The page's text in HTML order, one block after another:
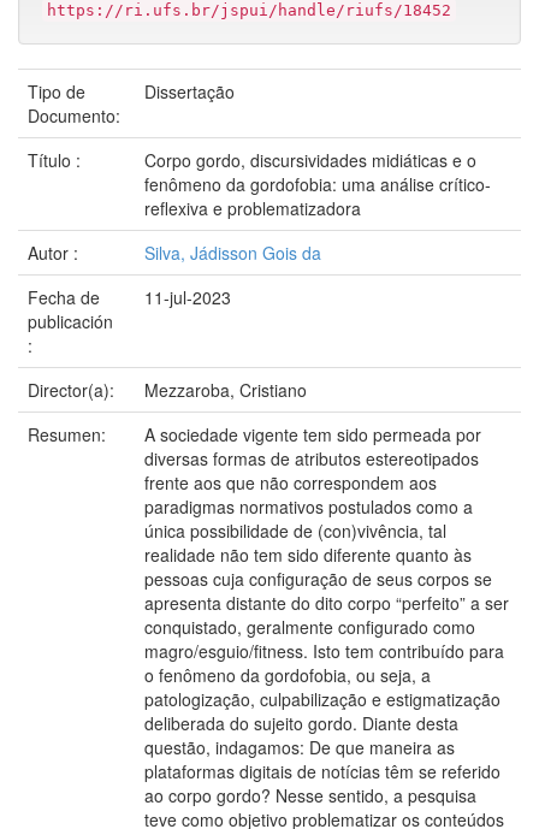
https://ri.ufs.br/jspui/handle/riufs/18452
Tipo de
Documento:
Dissertação
Título :
Corpo gordo, discursividades midiáticas e o
fenômeno da gordofobia: uma análise crítico-
reflexiva e problematizadora
Autor :
Silva, Jádisson Gois da
Fecha de
publicación
:
11-jul-2023
Director(a):
Mezzaroba, Cristiano
Resumen:
A sociedade vigente tem sido permeada por
diversas formas de atributos estereotipados
frente aos que não correspondem aos
paradigmas normativos postulados como a
única possibilidade de (con)vivência, tal
realidade não tem sido diferente quanto às
pessoas cuja configuração de seus corpos se
apresenta distante do dito corpo “perfeito” a ser
conquistado, geralmente configurado como
magro/esguio/fitness. Isto tem contribuído para
o fenômeno da gordofobia, ou seja, a
patologização, culpabilização e estigmatização
deliberada do sujeito gordo. Diante desta
questão, indagamos: De que maneira as
plataformas digitais de notícias têm se referido
ao corpo gordo? Nesse sentido, a pesquisa
teve como objetivo problematizar os conteúdos